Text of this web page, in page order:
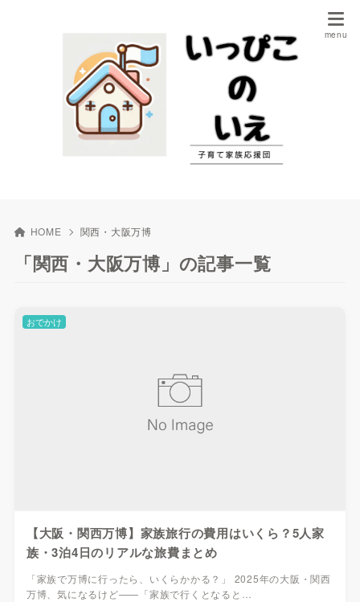
HOME 関西・大阪万博
「関西・大阪万博」の記事一覧
【大阪・関西万博】家族旅行の費用はいくら？5人家
族・3泊4日のリアルな旅費まとめ
「家族で万博に行ったら、いくらかかる？」 2025年の大阪・関西
万博、気になるけど——「家族で行くとなると…
おでかけ